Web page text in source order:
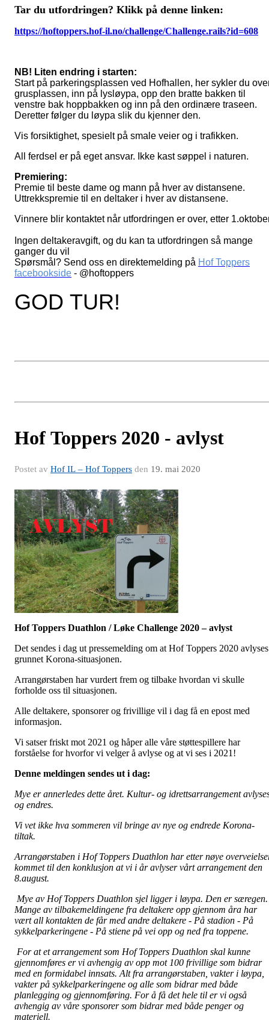
Tar du utfordringen? Klikk på denne linken:
https://hoftoppers.hof-il.no/challenge/Challenge.rails?id=608
NB! Liten endring i starten:
Start på parkeringsplassen ved Hofhallen, her sykler du
grusplassen, inn på lysløypa, opp den bratte bakken til
venstre bak hoppbakken og inn på den ordinære traseen.
Deretter følger du løypa slik du kjenner den.
Vis forsiktighet, spesielt på smale veier og i trafikken.
All ferdsel er på eget ansvar. Ikke kast søppel i naturen.
Premiering:
Premie til beste dame og mann på hver av distansene.
Uttrekkspremie til en deltaker i hver av distansene.
Vinnere blir kontaktet når utfordringen er over, etter
Ingen deltakeravgift, og du kan ta utfordringen så mange
ganger du vil
Spørsmål? Send oss en direktemelding på Hof Toppers
facebookside - @hoftoppers
GOD TUR!
Hof Toppers 2020 - avlyst
Postet av Hof IL – Hof Toppers den 19. mai 2020
Hof Toppers Duathlon / Løke Challenge 2020 – avlyst
Det sendes i dag ut pressemelding om at Hof Toppers 2020 avlyses
grunnet Korona-situasjonen.
Arrangørstaben har vurdert frem og tilbake hvordan vi skulle
forholde oss til situasjonen.
Alle deltakere, sponsorer og frivillige vil i dag få en epost med
informasjon.
Vi satser friskt mot 2021 og håper alle våre støttespillere har
forståelse for hvorfor vi velger å avlyse og at vi ses i 2021!
Denne meldingen sendes ut i dag:
Mye er annerledes dette året. Kultur- og idrettsarrangement
og endres.
Vi vet ikke hva sommeren vil bringe av nye og endrede Korona-
tiltak.
Arrangørstaben i Hof Toppers Duathlon har etter nøye
kommet til den konklusjon at vi i år avlyser vårt arrangement den
8.august.
Mye av Hof Toppers Duathlon sjel ligger i løypa. Den er særegen.
Mange av tilbakemeldingene fra deltakere opp gjennom åra har
vært all kontakten de får med andre deltakere - På stadion - På
sykkelparkeringene - På stiene på vei opp og ned fra toppene.
For at et arrangement som Hof Toppers Duathlon skal kunne
gjennomføres er vi avhengig av opp mot 100 frivillige som bidrar
med en formidabel innsats. Alt fra arrangørstaben, vakter i løypa,
vakter på sykkelparkeringene og alle som bidrar med både
planlegging og gjennomføring. For å få det hele til er vi også
avhengig av våre sponsorer som bidrar med både penger og
materiell.